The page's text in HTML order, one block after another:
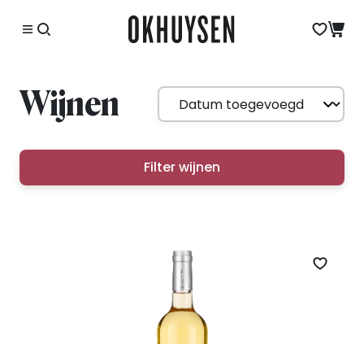
Wijnen
Filter wijnen
Zet